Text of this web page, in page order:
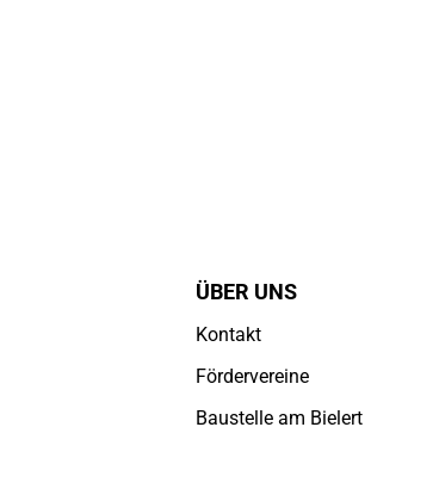
ÜBER UNS
Kontakt
Fördervereine
Baustelle am Bielert